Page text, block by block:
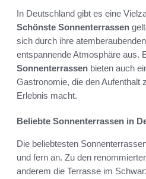
In Deutschland gibt es eine
Schönste Sonnenterrassen
sich durch ihre
entspannende Atmosphäre aus.
Sonnenterrassen bieten auch
Gastronomie, die den Aufenthalt
Erlebnis macht.
Beliebte Sonnenterrassen in
Die beliebtesten
und fern an. Zu den
anderem die Terrasse im